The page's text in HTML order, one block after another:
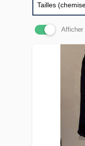
Tailles
Afficher